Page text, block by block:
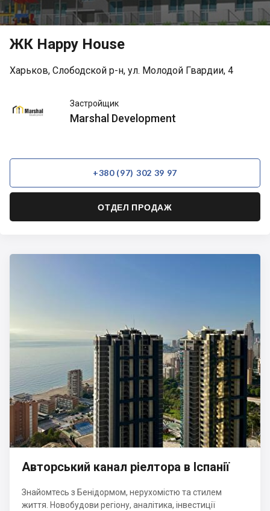
ЖК Happy House
Харьков, Слободской р-н, ул. Молодой Гвардии, 4
Development
Застройщик
Marshal Development
+380 (97) 302 39 97
ОТДЕЛ ПРОДАЖ
Авторський канал ріелтора в Іспанії
Знайомтесь з Бенідормом, нерухомістю та стилем
життя. Новобудови регіону, аналітика, інвестиції